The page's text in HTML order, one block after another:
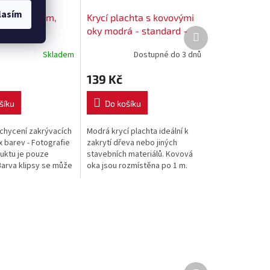
s okem,
4 ks
Skladem
zakrývacích
barev - Fotografie
je pouze
klipsy se může
Krycí plachta s kovovými
oky modrá - standard -
Dostupné do 3 dnů
139 Kč
Do košíku
Modrá krycí plachta ideální k
zakrytí dřeva nebo jiných
stavebních materiálů. Kovová
oka jsou rozmístěna po 1 m.
Další
produkt
Další